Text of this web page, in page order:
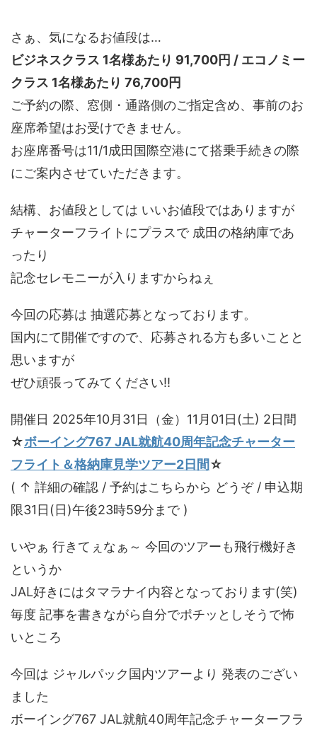
さぁ、気になるお値段は…
ビジネスクラス 1名様あたり 91,700円 / エコノミー
クラス 1名様あたり 76,700円
ご予約の際、窓側・通路側のご指定含め、事前のお
座席希望はお受けできません。
お座席番号は11/1成田国際空港にて搭乗手続きの際
にご案内させていただきます。
結構、お値段としては いいお値段ではありますが
チャーターフライトにプラスで 成田の格納庫であ
ったり
記念セレモニーが入りますからねぇ
今回の応募は 抽選応募となっております。
国内にて開催ですので、応募される方も多いことと
思いますが
ぜひ頑張ってみてください!!
開催日 2025年10月31日（金）11月01日(土) 2日間
☆ボーイング767 JAL就航40周年記念チャーター
フライト＆格納庫見学ツアー2日間☆
( ↑ 詳細の確認 / 予約はこちらから どうぞ / 申込期
限31日(日)午後23時59分まで )
いやぁ 行きてぇなぁ～ 今回のツアーも飛行機好き
というか
JAL好きにはタマラナイ内容となっております(笑)
毎度 記事を書きながら自分でポチッとしそうで怖
いところ
今回は ジャルパック国内ツアーより 発表のござい
ました
ボーイング767 JAL就航40周年記念チャーターフラ